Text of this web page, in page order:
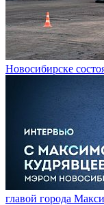
Новосибирске
главой города